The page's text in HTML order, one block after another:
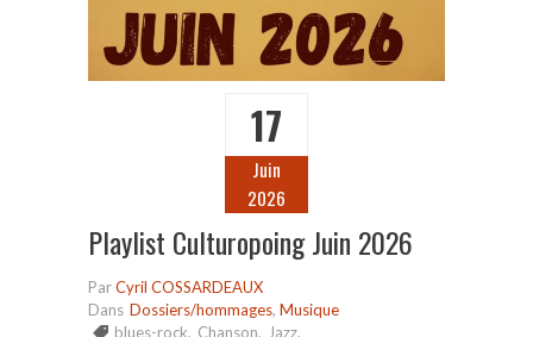
17
Juin
2026
Playlist Culturopoing Juin 2026
ParCyril COSSARDEAUX
Dans Dossiers/hommages, Musique
blues-rock, Chanson, Jazz,